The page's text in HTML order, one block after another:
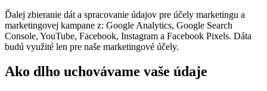
Ďalej zbieranie dát a spracovanie údajov pre účely marketingu a
marketingovej kampane z: Google Analytics, Google Search
Console, YouTube, Facebook, Instagram a Facebook Pixels. Dáta
budú využité len pre naše marketingové účely.
Ako dlho uchovávame vaše údaje